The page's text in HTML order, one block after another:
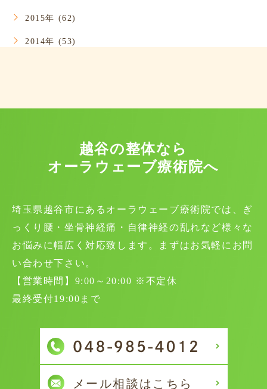
2015年 (62)
2014年 (53)
越谷の整体なら
オーラウェーブ療術院へ
埼玉県越谷市にあるオーラウェーブ療術院では、ぎ
っくり腰・坐骨神経痛・自律神経の乱れなど様々な
お悩みに幅広く対応致します。まずはお気軽にお問
い合わせ下さい。
【営業時間】9:00～20:00 ※不定休
最終受付19:00まで